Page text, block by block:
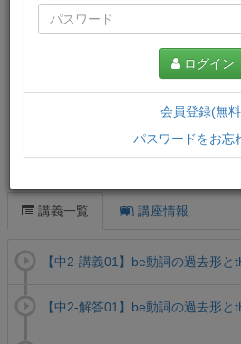
講義一覧 講座情報
【中2-講義01】be動詞の過去形と
【中2-解答01】be動詞の過去形と
ログイン
会員登録(無
パスワードをお忘